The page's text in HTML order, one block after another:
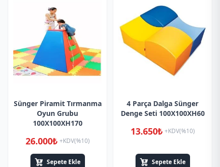
Sünger Piramit Tırmanma
Oyun Grubu
100X100XH170
26.000₺ +KDV(%10)
Sepete Ekle
4 Parça Dalga Sünger
Denge Seti 100X100XH60
13.650₺ +KDV(%10)
Sepete Ekle